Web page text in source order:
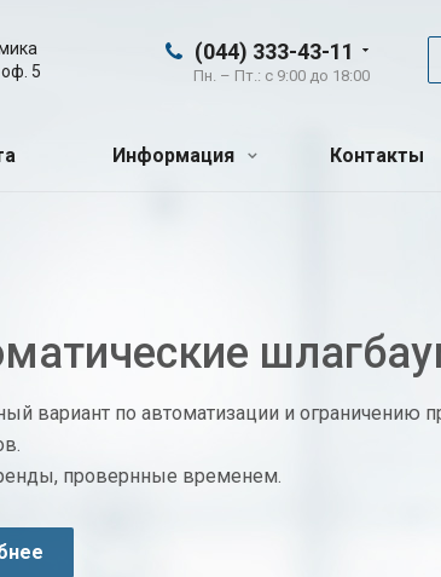
(044) 333-43-11
Пн. – Пт.: с 9:00 до 18:00
5
Информация Контакты
вариант по автоматизации и ограничению
провернные временем.